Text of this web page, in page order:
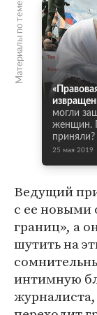
Материалы по теме
могли
женщин.
приняли?
25 мая 2019
Ведущий
с ее новыми
границ», а
шутить на
интимную
журналиста,